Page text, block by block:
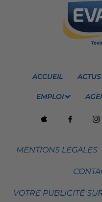
ACCUEIL
EMPLOI
MENTIONS LEGALES
VOTRE PUBLICITÉ